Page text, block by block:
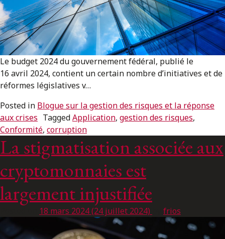
ENGLISH
S’abonner aux articles Osler
S’abonner
Le budget 2024 du gouvernement fédéral, publié le
16 avril 2024, contient un certain nombre d’initiatives et de
réformes législatives v…
Posted in Blogue sur la gestion des risques et la réponse
aux crises TaggedApplication, gestion des risques,
Conformité, corruption
La stigmatisation associée aux
cryptomonnaies est
largement injustifiée
18 mars 2024(24 juillet 2024) frios